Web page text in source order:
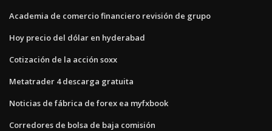
Academia de comercio financiero revisión de grupo
Hoy precio del dólar en hyderabad
Cotización de la acción soxx
Metatrader 4 descarga gratuita
Noticias de fábrica de forex ea myfxbook
Corredores de bolsa de baja comisión